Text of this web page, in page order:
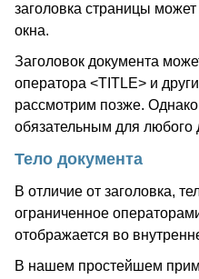
заголовка страницы
окна.
Заголовок документа
оператора <TITLE> и
рассмотрим позже.
обязательным для любого
Тело документа
В отличие от заголовка,
ограниченное
отображается во
В нашем простейшем